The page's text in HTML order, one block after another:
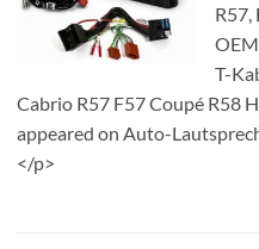
R57,
T-
Cabrio R57 F57 Coupé R58
appeared on Auto-
</p>